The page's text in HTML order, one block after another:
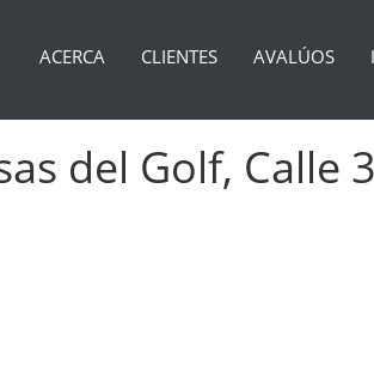
ACERCA CLIENTES AVALÚOS
del Golf, Calle